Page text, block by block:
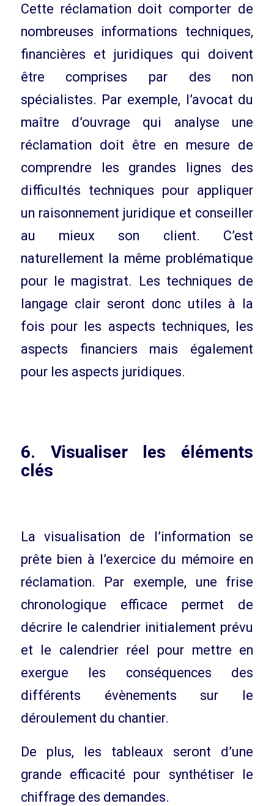
Cette réclamation doit comporter de
nombreuses informations techniques,
financières et juridiques qui doivent
être comprises par des non
spécialistes. Par exemple, l’avocat du
maître d’ouvrage qui analyse une
réclamation doit être en mesure de
comprendre les grandes lignes des
difficultés techniques pour appliquer
un raisonnement juridique et conseiller
au mieux son client. C’est
naturellement la même problématique
pour le magistrat. Les techniques de
langage clair seront donc utiles à la
fois pour les aspects techniques, les
aspects financiers mais également
pour les aspects juridiques.
6. Visualiser les éléments
clés
La visualisation de l’information se
prête bien à l’exercice du mémoire en
réclamation. Par exemple, une frise
chronologique efficace permet de
décrire le calendrier initialement prévu
et le calendrier réel pour mettre en
exergue les conséquences des
différents évènements sur le
déroulement du chantier.
De plus, les tableaux seront d’une
grande efficacité pour synthétiser le
chiffrage des demandes.